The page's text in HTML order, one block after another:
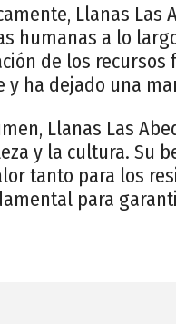
Llanas Las
humanas a lo
de los
y ha dejado una
Llanas Las
y la cultura. Su
tanto para los
para